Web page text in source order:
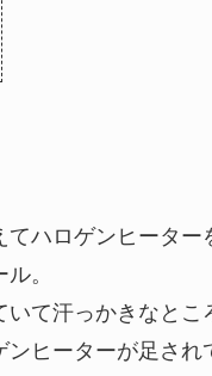
てハロゲンヒーター
。
いて汗っかきなとこ
ヒーターが足され